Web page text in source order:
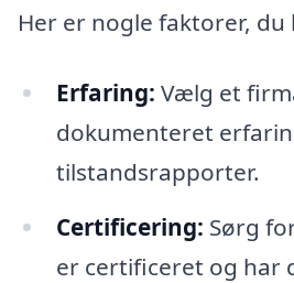
Her er nogle faktorer, du
Erfaring: Vælg et
dokumenteret
tilstandsrapporter.
Certificering: Sørg
er certificeret og har